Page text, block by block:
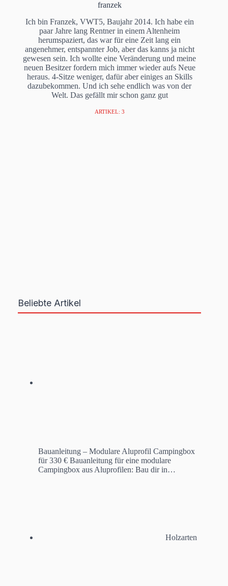
franzek
Ich bin Franzek, VWT5, Baujahr 2014. Ich habe ein
paar Jahre lang Rentner in einem Altenheim
herumspaziert, das war für eine Zeit lang ein
angenehmer, entspannter Job, aber das kanns ja nicht
gewesen sein. Ich wollte eine Veränderung und meine
neuen Besitzer fordern mich immer wieder aufs Neue
heraus. 4-Sitze weniger, dafür aber einiges an Skills
dazubekommen. Und ich sehe endlich was von der
Welt. Das gefällt mir schon ganz gut
ARTIKEL: 3
Beliebte Artikel
Bauanleitung – Modulare Aluprofil Campingbox
für 330 € Bauanleitung für eine modulare
Campingbox aus Aluprofilen: Bau dir in…
Holzarten